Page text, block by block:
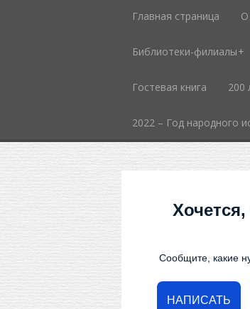
Главная страница О
Библиотеки-филиалы
Гостевая книга 200
2022 – Год народного
Сообщите, какие
НАПИСАТЬ